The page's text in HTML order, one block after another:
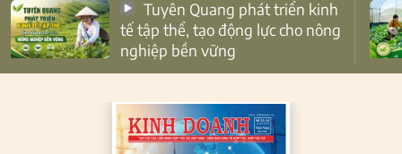
tế tập thể, tạo động lực cho nông
nghiệp bền vững